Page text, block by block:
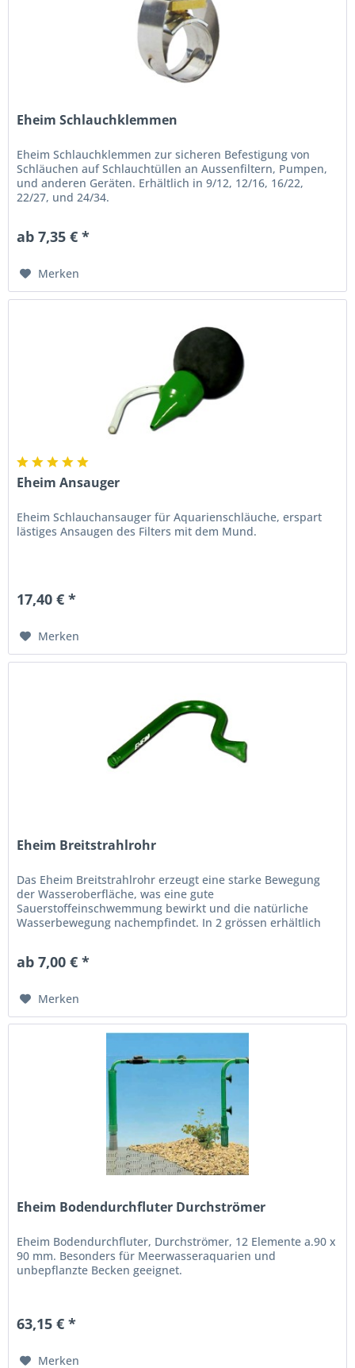
Eheim Schlauchklemmen
Eheim Schlauchklemmen zur sicheren Befestigung von
Schläuchen auf Schlauchtüllen an Aussenfiltern, Pumpen,
und anderen Geräten. Erhältlich in 9/12, 12/16, 16/22,
22/27, und 24/34.
ab 7,35 € *
Merken
Eheim Ansauger
Eheim Schlauchansauger für Aquarienschläuche, erspart
lästiges Ansaugen des Filters mit dem Mund.
17,40 € *
Merken
Eheim Breitstrahlrohr
Das Eheim Breitstrahlrohr erzeugt eine starke Bewegung
der Wasseroberfläche, was eine gute
Sauerstoffeinschwemmung bewirkt und die natürliche
Wasserbewegung nachempfindet. In 2 grössen erhältlich
ab 7,00 € *
Merken
Eheim Bodendurchfluter Durchströmer
Eheim Bodendurchfluter, Durchströmer, 12 Elemente a.90 x
90 mm. Besonders für Meerwasseraquarien und
unbepflanzte Becken geeignet.
63,15 € *
Merken